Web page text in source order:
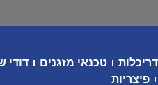
טכנאי מזגנים דודי
פיצריות